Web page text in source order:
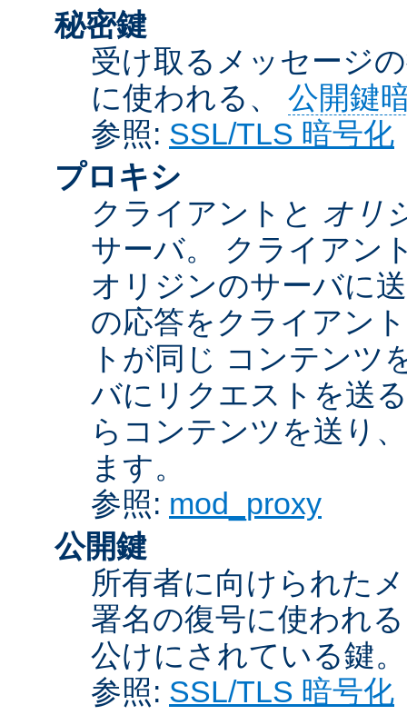
秘密鍵
受け取るメッセージ
に使われる、 公開鍵
参照: SSL/TLS 暗号化
プロキシ
クライアントと オリ
サーバ。 クライアン
オリジンのサーバに
の応答をクライアン
トが同じ コンテンツ
バにリクエストを送
らコンテンツを送り
ます。
参照: mod_proxy
公開鍵
所有者に向けられた
署名の復号に使われ
公けにされている鍵。
参照: SSL/TLS 暗号化